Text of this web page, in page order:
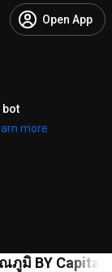
Open App
bot
more
ภูมิ BY Capital